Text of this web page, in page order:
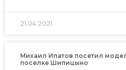
21.04.2021
Михаил Ипатов посетил
поселке Шипицыно